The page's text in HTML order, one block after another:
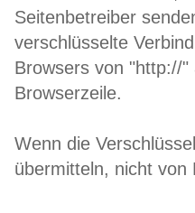
Seitenbetreiber
verschlüsselte
Browsers von "http://
Browserzeile.
Wenn die
übermitteln, nicht von